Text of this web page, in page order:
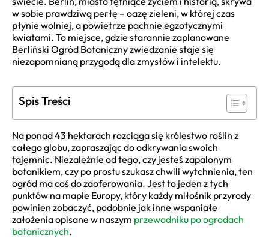
w sobie prawdziwą perłę – oazę zieleni, w której czas
płynie wolniej, a powietrze pachnie egzotycznymi
kwiatami. To miejsce, gdzie starannie zaplanowane
Berliński Ogród Botaniczny zwiedzanie staje się
niezapomnianą przygodą dla zmysłów i intelektu.
Spis Treści
Na ponad 43 hektarach rozciąga się królestwo roślin z
całego globu, zapraszając do odkrywania swoich
tajemnic. Niezależnie od tego, czy jesteś zapalonym
botanikiem, czy po prostu szukasz chwili wytchnienia, ten
ogród ma coś do zaoferowania. Jest to jeden z tych
punktów na mapie Europy, który każdy miłośnik przyrody
powinien zobaczyć, podobnie jak inne wspaniałe
założenia opisane w naszym przewodniku po ogrodach
botanicznych.